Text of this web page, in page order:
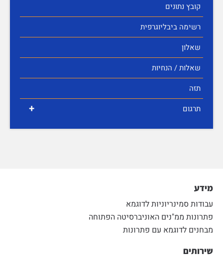
קובץ נתונים
רשימה ביבליוגרפית
שאלון
שאלות / הנחיות
תזה
+ תרגום
מידע
עבודות סמינריוניות לדוגמא
פתרונות ממ"נים האוניברסיטה הפתוחה
מבחנים לדוגמא עם פתרונות
שירותים